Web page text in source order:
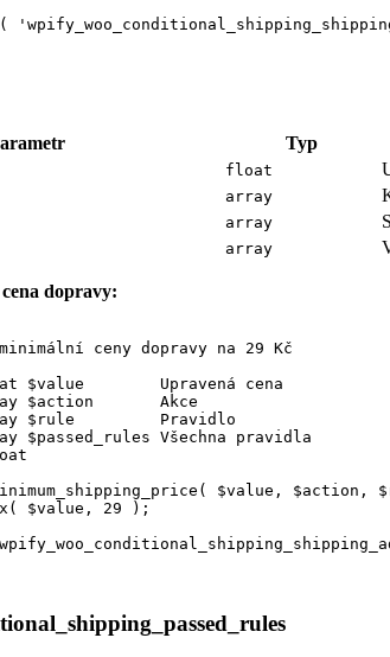
( '
Typ
float
array
array
array
dopravy:
ceny dopravy na 29 Kč
$value        Upravená cena
$action       Akce
$rule         Pravidlo
$passed_rules Všechna pravidla
( $value , $action ,
( $value , 29
);